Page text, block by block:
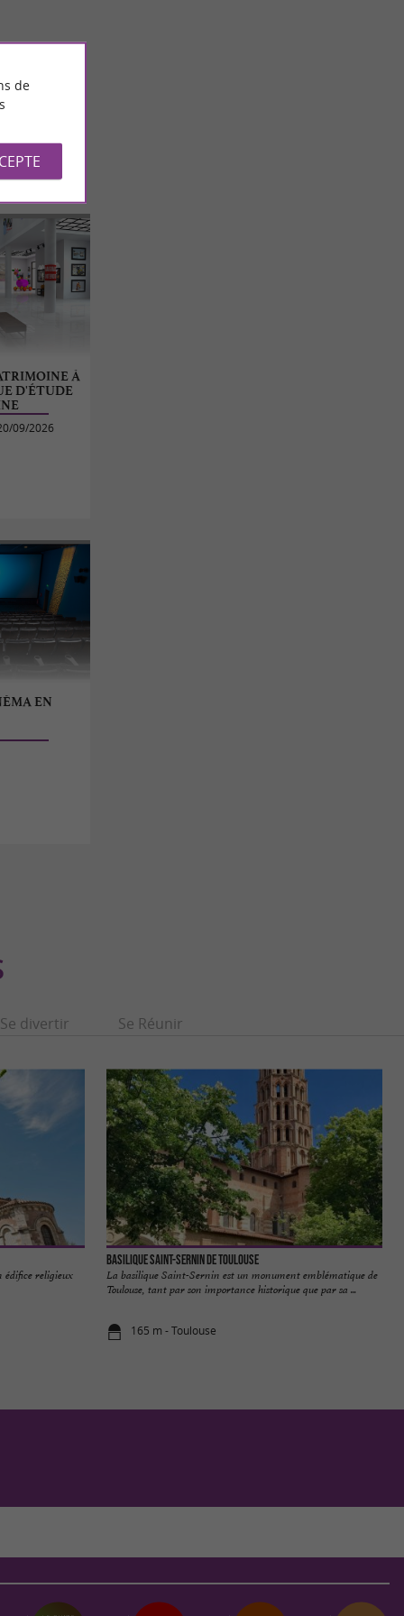
À
D'ÉTUDE
09/2026
EN
Se divertir Se Réunir
édifice religieux
Basilique Saint-Sernin de Toulouse
La basilique Saint-Sernin est un monument emblématique de
Toulouse, tant par son importance historique que par sa ...
165 m - Toulouse
de